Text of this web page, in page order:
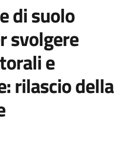
di suolo
svolgere
e
rilascio della